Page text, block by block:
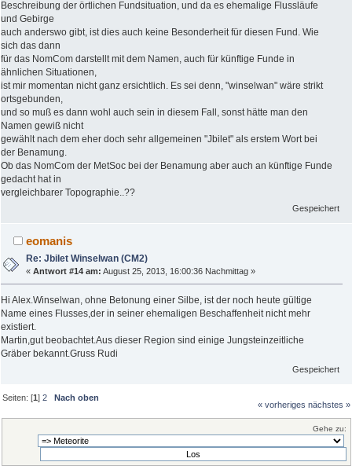
Beschreibung der örtlichen Fundsituation, und da es ehemalige Flussläufe
und Gebirge
auch anderswo gibt, ist dies auch keine Besonderheit für diesen Fund. Wie
sich das dann
für das NomCom darstellt mit dem Namen, auch für künftige Funde in
ähnlichen Situationen,
ist mir momentan nicht ganz ersichtlich. Es sei denn, "winselwan" wäre strikt
ortsgebunden,
und so muß es dann wohl auch sein in diesem Fall, sonst hätte man den
Namen gewiß nicht
gewählt nach dem eher doch sehr allgemeinen "Jbilet" als erstem Wort bei
der Benamung.
Ob das NomCom der MetSoc bei der Benamung aber auch an künftige Funde
gedacht hat in
vergleichbarer Topographie..??
Gespeichert
eomanis
Re: Jbilet Winselwan (CM2)
«Antwort #14 am: August 25, 2013, 16:00:36 Nachmittag »
Hi Alex.Winselwan, ohne Betonung einer Silbe, ist der noch heute gültige
Name eines Flusses,der in seiner ehemaligen Beschaffenheit nicht mehr
existiert.
Martin,gut beobachtet.Aus dieser Region sind einige Jungsteinzeitliche
Gräber bekannt.Gruss Rudi
Gespeichert
Seiten: [1]2 Nach oben
« vorheriges nächstes »
Gehe zu: